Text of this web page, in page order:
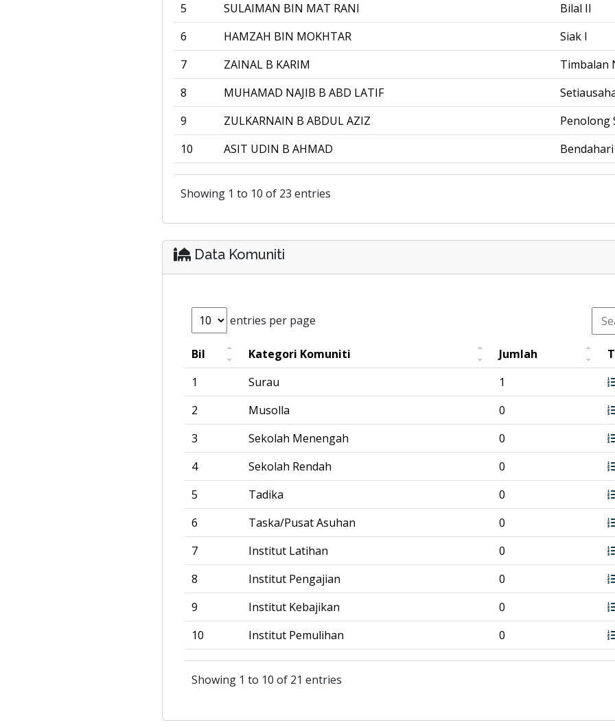
5
SULAIMAN BIN MAT RANI
Bilal II
6
HAMZAH BIN MOKHTAR
Siak I
7
ZAINAL B KARIM
Timbalan
8
MUHAMAD NAJIB B ABD LATIF
9
ZULKARNAIN B ABDUL AZIZ
Penolong
10
ASIT UDIN B AHMAD Bendahari
Showing 1 to 10 of 23 entries
Data Komuniti
entries per page
Bil Kategori Komuniti Jumlah
1
Surau
1
2
Musolla
0
3
Sekolah Menengah
0
4
Sekolah Rendah
0
5
Tadika
0
6
Taska/Pusat Asuhan
0
7
Institut Latihan
0
8
Institut Pengajian
0
9
Institut Kebajikan
0
10
Institut Pemulihan 0
Showing 1 to 10 of 21 entries